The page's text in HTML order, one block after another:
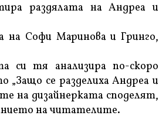
раздялата на Андреа и
на Софи Маринова и Гринго,
си тя анализира по-скоро
„Защо се разделиха Андреа и
на дизайнерката споделят,
на читателите.